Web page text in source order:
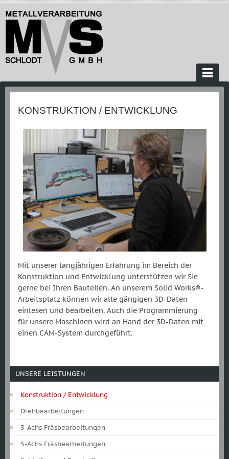
KONSTRUKTION / ENTWICKLUNG
Mit unserer langjährigen Erfahrung im Bereich der
Konstruktion und Entwicklung unterstützen wir Sie
gerne bei Ihren Bauteilen. An unserem Solid Works®-
Arbeitsplatz können wir alle gängigen 3D-Daten
einlesen und bearbeiten. Auch die Programmierung
für unsere Maschinen wird an Hand der 3D-Daten mit
einen CAM-System durchgeführt.
UNSERE LEISTUNGEN
Konstruktion / Entwicklung
Drehbearbeitungen
3-Achs Fräsbearbeitungen
5-Achs Fräsbearbeitungen